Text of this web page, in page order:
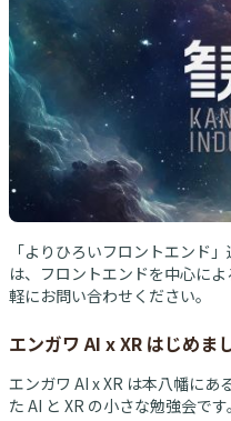
「よりひろいフロントエンド
は、フロントエンドを中心に
軽にお問い合わせください。
エンガワ AI x XR はじめま
エンガワ AI x XR は本八幡にあ
た AI と XR の小さな勉強会です。